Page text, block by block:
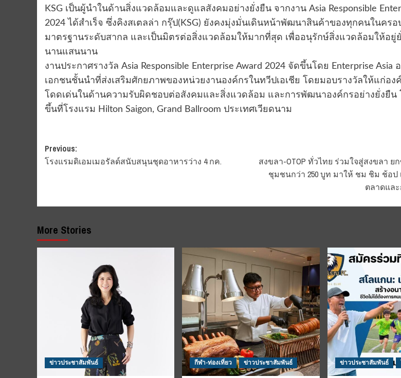
KSG เป็นผู้นำในด้านสิ่งแวดล้อมและดูแลสังคมอย่างยั่งยืน จากงาน Asia Responsible
2024 ได้สำเร็จ ซึ่งคิงสเตลล่า กรุ๊ป(KSG) ยังคงมุ่งมั่นเดินหน้าพัฒนาสินค้าของทุกคนในครอ
มาตรฐานระดับสากล และเป็นมิตรต่อสิ่งแวดล้อมให้มากที่สุด เพื่ออนุรักษ์สิ่งแวดล้อมให้อยู่
นานแสนนาน
งานประกาศรางวัล Asia Responsible Enterprise Award 2024 จัดขึ้นโดย Enterprise Asia
เอกชนชั้นนำที่ส่งเสริมศักยภาพของหน่วยงานองค์กรในทวีปเอเชีย โดยมอบรางวัลให้แก่อง
โดดเด่นในด้านความรับผิดชอบต่อสังคมและสิ่งแวดล้อม และการพัฒนาองค์กรอย่างยั่งยืน
ขึ้นที่โรงแรม Hilton Saigon, Grand Ballroom ประเทศเวียดนาม
Post
navigation
Previous:
โรงแรมดิเอมเมอรัลด์สนับสนุนชุดอาหารว่าง 4 กค.
สงขลา-OTOP ทั่วไทย ร่วมใจสู่สงขลา
ชุมชนกว่า 250 บูท มาให้ ชม ชิม ช้อป
ตลาดแล
More Stories
ข่าวประชาสัมพันธ์ กีฬา-ท่องเที่ยว ข่าวประชาสัมพันธ์ ข่าวประชาสัมพันธ์